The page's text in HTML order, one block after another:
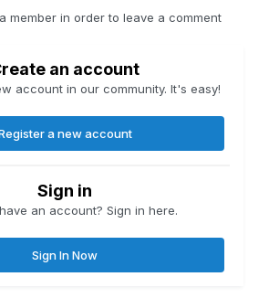
member in order to leave a comment
an account
account in our community. It's easy!
a new account
Sign in
an account? Sign in here.
Sign In Now